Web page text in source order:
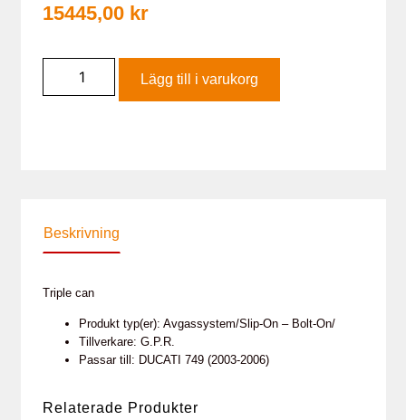
15445,00 kr
Lägg till i varukorg
Beskrivning
Triple can
Produkt typ(er): Avgassystem/Slip-On – Bolt-On/
Tillverkare: G.P.R.
Passar till: DUCATI 749 (2003-2006)
Relaterade Produkter